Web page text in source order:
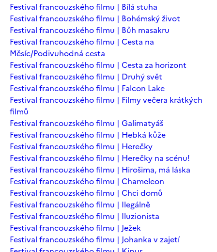
Festival francouzského filmu | Bílá stuha
Festival francouzského filmu | Bohémský život
Festival francouzského filmu | Bůh masakru
Festival francouzského filmu | Cesta na
Měsíc/Podivuhodná cesta
Festival francouzského filmu | Cesta za horizont
Festival francouzského filmu | Druhý svět
Festival francouzského filmu | Falcon Lake
Festival francouzského filmu | Filmy večera krátkých
filmů
Festival francouzského filmu | Galimatyáš
Festival francouzského filmu | Hebká kůže
Festival francouzského filmu | Herečky
Festival francouzského filmu | Herečky na scénu!
Festival francouzského filmu | Hirošima, má láska
Festival francouzského filmu | Chameleon
Festival francouzského filmu | Chci domů
Festival francouzského filmu | Ilegálně
Festival francouzského filmu | Iluzionista
Festival francouzského filmu | Ježek
Festival francouzského filmu | Johanka v zajetí